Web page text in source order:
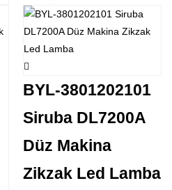
BYL-3801202101
Siruba DL7200A
Düz Makina
Zikzak Led Lamba